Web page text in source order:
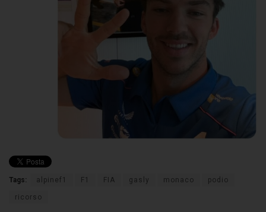
Tags: alpinef1 F1 FIA gasly monaco podio
ricorso